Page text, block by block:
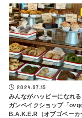
2024.07.15
みんながハッピーになれ
ガンベイクショップ「
B.A.K.E.R（オブゴベーカ